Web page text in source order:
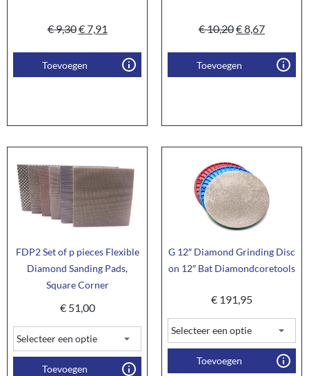
€9,30€7,91
Toevoegen
€10,20€8,67
Toevoegen
FDP2 Set of p pieces Flexible
Diamond Sanding Pads,
Square Corner
€51,00
Toevoegen
G 12″ Diamond Grinding Disc
on 12″ Bat Diamondcoretools
€ 191,95
Toevoegen